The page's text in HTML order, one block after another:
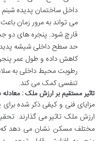
داخل ساختمان پدیده شبنم
می تواندبه مرور زمان باعث
قارچ شود. پنجره های دو
حدسطح داخلی شیشه
کاهش داده و طول عمر
رطوبت محیط داخلی به
تنفسی کمک می کند.
تاثیرمستقیم برارزشملک: معادله
مزایای فنی وکیفی ذکرشده برای
ارزش ملک تاثیرمی گذارند.
مختلف مسکن نشان می دهد که